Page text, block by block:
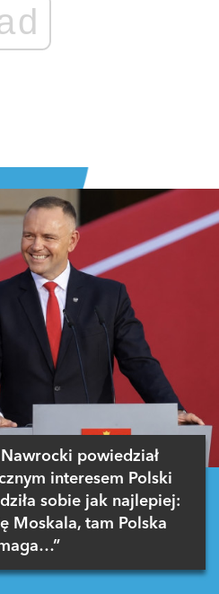
powiedział
interesem Polski
sobie jak najlepiej:
Moskala, tam Polska